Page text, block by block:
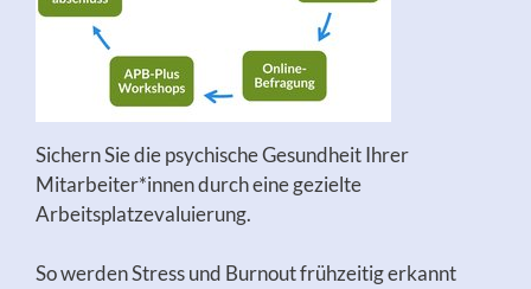
Sichern Sie die psychische Gesundheit Ihrer
Mitarbeiter*innen durch eine gezielte
Arbeitsplatzevaluierung.
So werden Stress und Burnout frühzeitig erkannt